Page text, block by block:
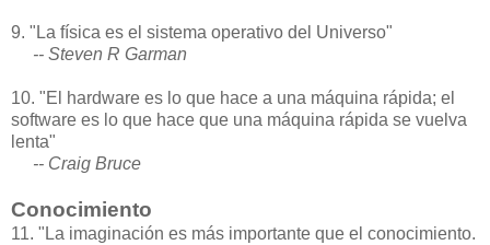
9. "La física es el sistema operativo del Universo"
-- Steven R Garman
10. "El hardware es lo que hace a una máquina rápida; el
software es lo que hace que una máquina rápida se vuelva
lenta"
-- Craig Bruce
Conocimiento
11. "La imaginación es más importante que el conocimiento.